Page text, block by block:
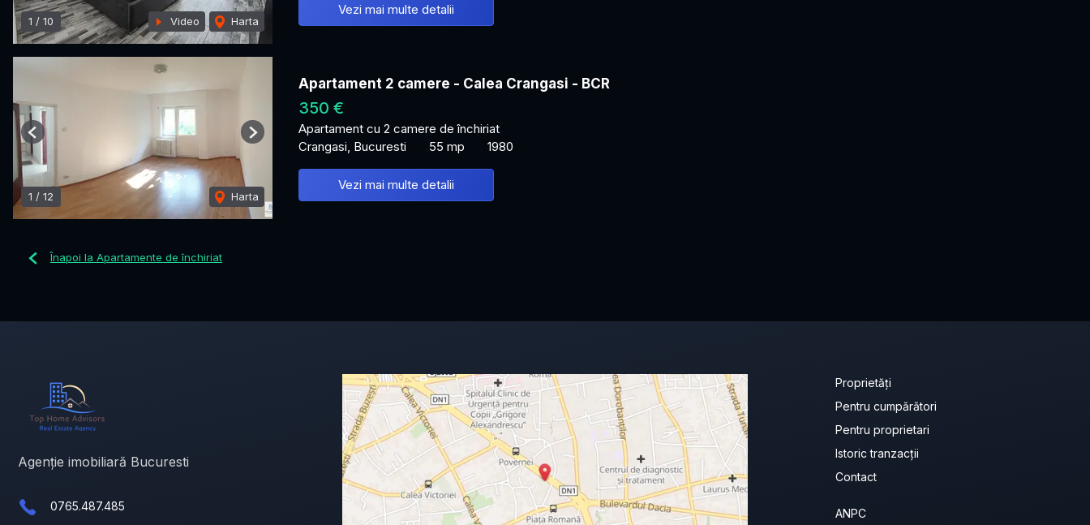
1 / 10 Video Harta
Vezi mai multe detalii
1 / 12 Harta
Previous Next
Apartament 2 camere - Calea Crangasi - BCR
350 €
Apartament cu 2 camere de închiriat
Crangasi, Bucuresti
55 mp 1980
Vezi mai multe detalii
Înapoi la Apartamente de închiriat
Agenție imobiliară Bucuresti
0765.487.485
Proprietăți
Pentru cumpărători
Pentru proprietari
Istoric tranzacții
Contact
ANPC